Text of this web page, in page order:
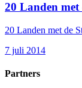
20 Landen met
20 Landen met de
7 juli 2014
Partners